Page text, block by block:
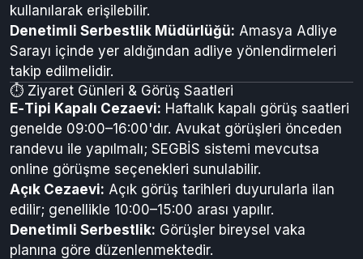
taksiyle ulaşabilirsiniz; Kampüs tabelaları yön
göstericidir.
Gümüşhacıköy Açık Cezaevi: İlçe merkezinden
ulaşılabilir ve Gümüşhacıköy minibüs bileti
kullanılarak erişilebilir.
Denetimli Serbestlik Müdürlüğü:Amasya Adliye
Sarayı içinde yer aldığından adliye yönlendirmeleri
takip edilmelidir.
⏱️ Ziyaret Günleri & Görüş Saatleri
E‑Tipi Kapalı Cezaevi:Haftalık kapalı görüş saatleri
genelde 09:00–16:00'dır. Avukat görüşleri önceden
randevu ile yapılmalı; SEGBİS sistemi mevcutsa
online görüşme seçenekleri sunulabilir.